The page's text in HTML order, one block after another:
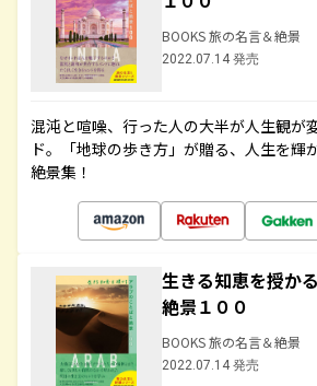
BOOKS 旅の名言＆絶景
2022.07.14 発売
混沌と喧噪、行った人の大半が人生観が
ド。「地球の歩き方」が贈る、人生を輝
絶景集！
生きる知恵を授か
絶景１００
BOOKS 旅の名言＆絶景
2022.07.14 発売